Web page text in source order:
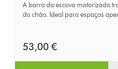
A barra da escova motorizada
do chão. Ideal para espaços
53,00 €